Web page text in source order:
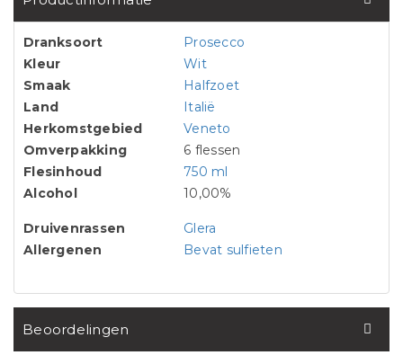
Dranksoort
Prosecco
Kleur
Wit
Smaak
Halfzoet
Land
Italië
Herkomstgebied
Veneto
Omverpakking
6 flessen
Flesinhoud
750 ml
Alcohol
10,00%
Druivenrassen
Glera
Allergenen
Bevat sulfieten
Beoordelingen